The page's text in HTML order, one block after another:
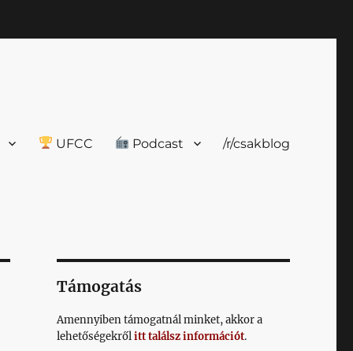
UFCC Podcast /r/csakblog
Támogatás
Amennyiben támogatnál minket, akkor a
lehetőségekrőlitt találsz információt.